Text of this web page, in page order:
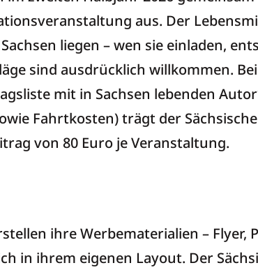
aus. Der
liegen – wen sie einladen,
sind ausdrücklich willkommen.
mit in Sachsen lebenden
Fahrtkosten) trägt der
von 80 Euro je Veranstaltung.
ihre Werbematerialien – Flyer,
in ihrem eigenen Layout. Der